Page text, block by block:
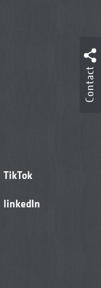
TikTok
linkedIn
Contact